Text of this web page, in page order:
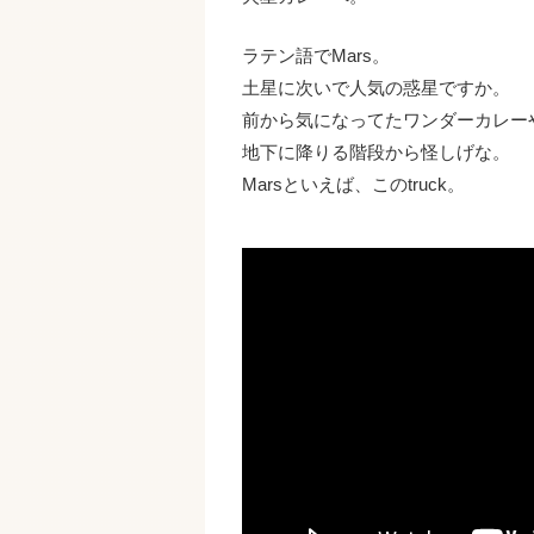
ラテン語でMars。
土星に次いで人気の惑星ですか。
前から気になってたワンダーカレー
地下に降りる階段から怪しげな。
Marsといえば、このtruck。